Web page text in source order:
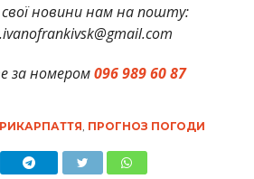
новини нам на пошту:
за номером096 989 60 87
ПРОГНОЗ ПОГОДИ